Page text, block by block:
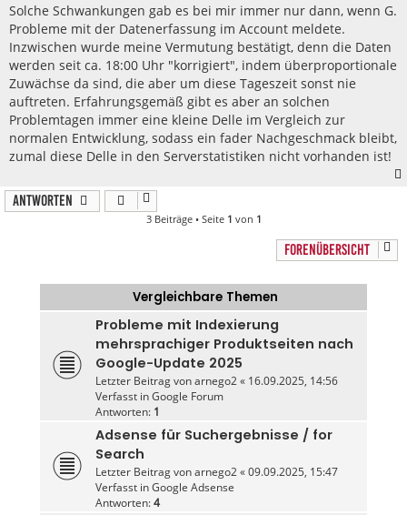
Solche Schwankungen gab es bei mir immer nur dann, wenn G.
Probleme mit der Datenerfassung im Account meldete.
Inzwischen wurde meine Vermutung bestätigt, denn die Daten
werden seit ca. 18:00 Uhr "korrigiert", indem überproportionale
Zuwächse da sind, die aber um diese Tageszeit sonst nie
auftreten. Erfahrungsgemäß gibt es aber an solchen
Problemtagen immer eine kleine Delle im Vergleich zur
normalen Entwicklung, sodass ein fader Nachgeschmack bleibt,
zumal diese Delle in den Serverstatistiken nicht vorhanden ist!
Antworten
3 Beiträge • Seite 1 von 1
FORENÜBERSICHT
Vergleichbare Themen
Probleme mit Indexierung
mehrsprachiger Produktseiten nach
Google-Update 2025
Letzter Beitrag vonarnego2« 16.09.2025, 14:56
Verfasst inGoogle Forum
Antworten: 1
Adsense für Suchergebnisse / for
Search
Letzter Beitrag vonarnego2«09.09.2025, 15:47
Verfasst inGoogle Adsense
Antworten:4